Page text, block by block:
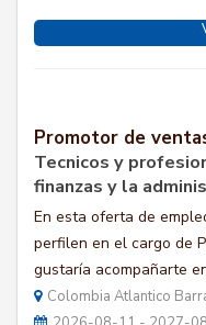
Promotor de
Tecnicos y
finanzas y la
En esta oferta de
perfilen en el cargo de
gustaría acompañarte
Colombia Atlantico